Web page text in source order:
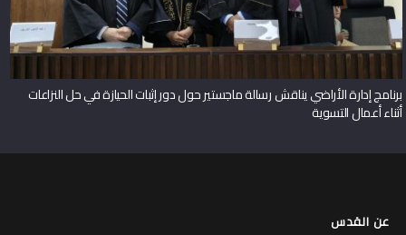
برنامج إدارة الأراضي يناقش رسالة ماجستير حول دور إثبات الحيازة في حل النزاعات
أثناء أعمال التسوية
عن القدس